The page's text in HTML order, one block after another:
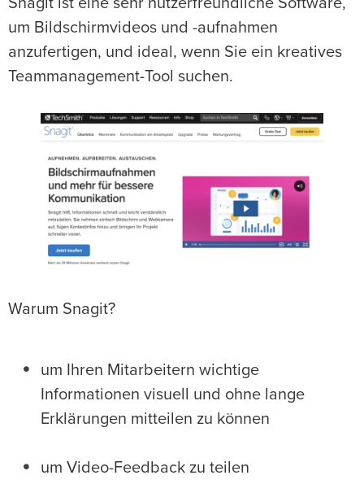
Snagit ist eine sehr nutzerfreundliche Software,
um Bildschirmvideos und -aufnahmen
anzufertigen, und ideal, wenn Sie ein kreatives
Teammanagement-Tool suchen.
Warum Snagit?
um Ihren Mitarbeitern wichtige
Informationen visuell und ohne lange
Erklärungen mitteilen zu können
um Video-Feedback zu teilen